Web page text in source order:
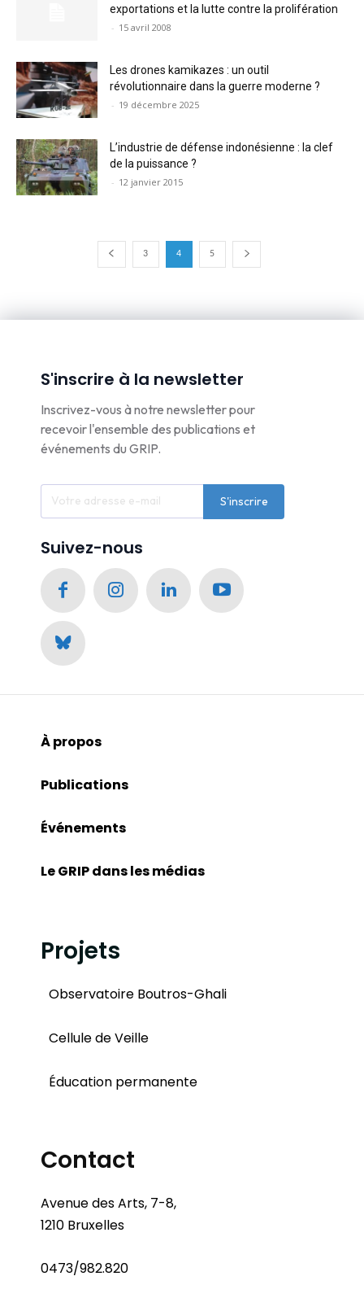
exportations et la lutte contre la prolifération
- 15 avril 2008
Les drones kamikazes : un outil
révolutionnaire dans la guerre moderne ?
- 19 décembre 2025
L’industrie de défense indonésienne : la clef
de la puissance ?
- 12 janvier 2015
3 4 5
S'inscrire à la newsletter
Inscrivez-vous à notre newsletter pour
recevoir l'ensemble des publications et
événements du GRIP.
S'inscrire
Suivez-nous
À propos
Publications
Événements
Le GRIP dans les médias
Projets
Observatoire Boutros-Ghali
Cellule de Veille
Éducation permanente
Contact
Avenue des Arts, 7-8,
1210 Bruxelles
0473/982.820